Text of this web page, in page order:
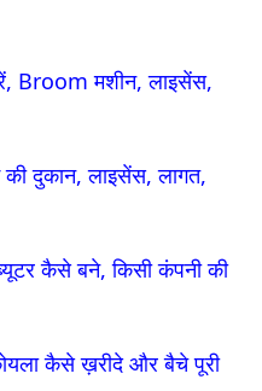
Broom मशीन, लाइसेंस,
दुकान, लाइसेंस, लागत,
कैसे बने, किसी कंपनी की
कैसे ख़रीदे और बैचे पूरी